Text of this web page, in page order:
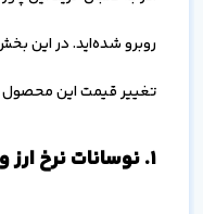
روبرو شده‌اید. در این
تغییر قیمت این محصول
۱. نوسانات نرخ ارز و واردات